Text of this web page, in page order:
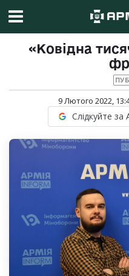
«Ковідна
9 Лютого 2022,
Слідкуйте